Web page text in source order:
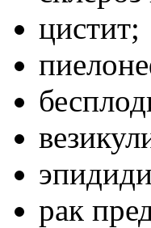
цистит;
рак